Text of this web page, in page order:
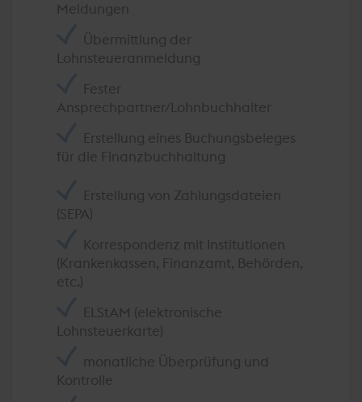
Meldungen
Übermittlung der
Lohnsteueranmeldung
Fester
Ansprechpartner/Lohnbuchhalter
Erstellung eines Buchungsbeleges
für die Finanzbuchhaltung
Erstellung von Zahlungsdateien
(SEPA)
Korrespondenz mit Institutionen
(Krankenkassen, Finanzamt, Behörden,
etc.)
ELStAM (elektronische
Lohnsteuerkarte)
monatliche Überprüfung und
Kontrolle